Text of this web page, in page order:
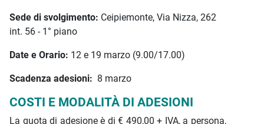
Sede di svolgimento: Ceipiemonte, Via Nizza, 262
int. 56 - 1° piano
Date e Orario: 12 e 19 marzo (9.00/17.00)
Scadenza adesioni: 8 marzo
COSTI E MODALITÀ DI ADESIONI
La quota di adesione è di € 490,00 + IVA, a persona,